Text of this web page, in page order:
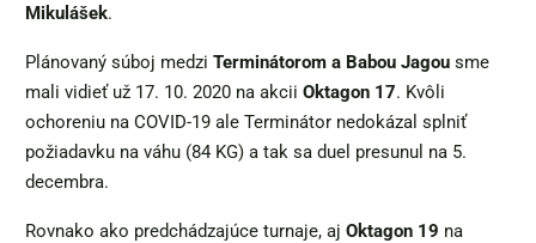
Mikulášek.
Plánovaný súboj medzi Terminátorom a Babou Jagou sme
mali vidieť už 17. 10. 2020 na akcii Oktagon 17. Kvôli
ochoreniu na COVID-19 ale Terminátor nedokázal splniť
požiadavku na váhu (84 KG) a tak sa duel presunul na 5.
decembra.
Rovnako ako predchádzajúce turnaje, aj Oktagon 19 na